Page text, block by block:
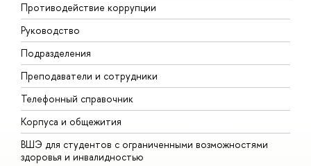
Противодействие коррупции
Руководство
Подразделения
Преподаватели и сотрудники
Телефонный справочник
Корпуса и общежития
ВШЭ для студентов с ограниченными возможностями
здоровья и инвалидностью